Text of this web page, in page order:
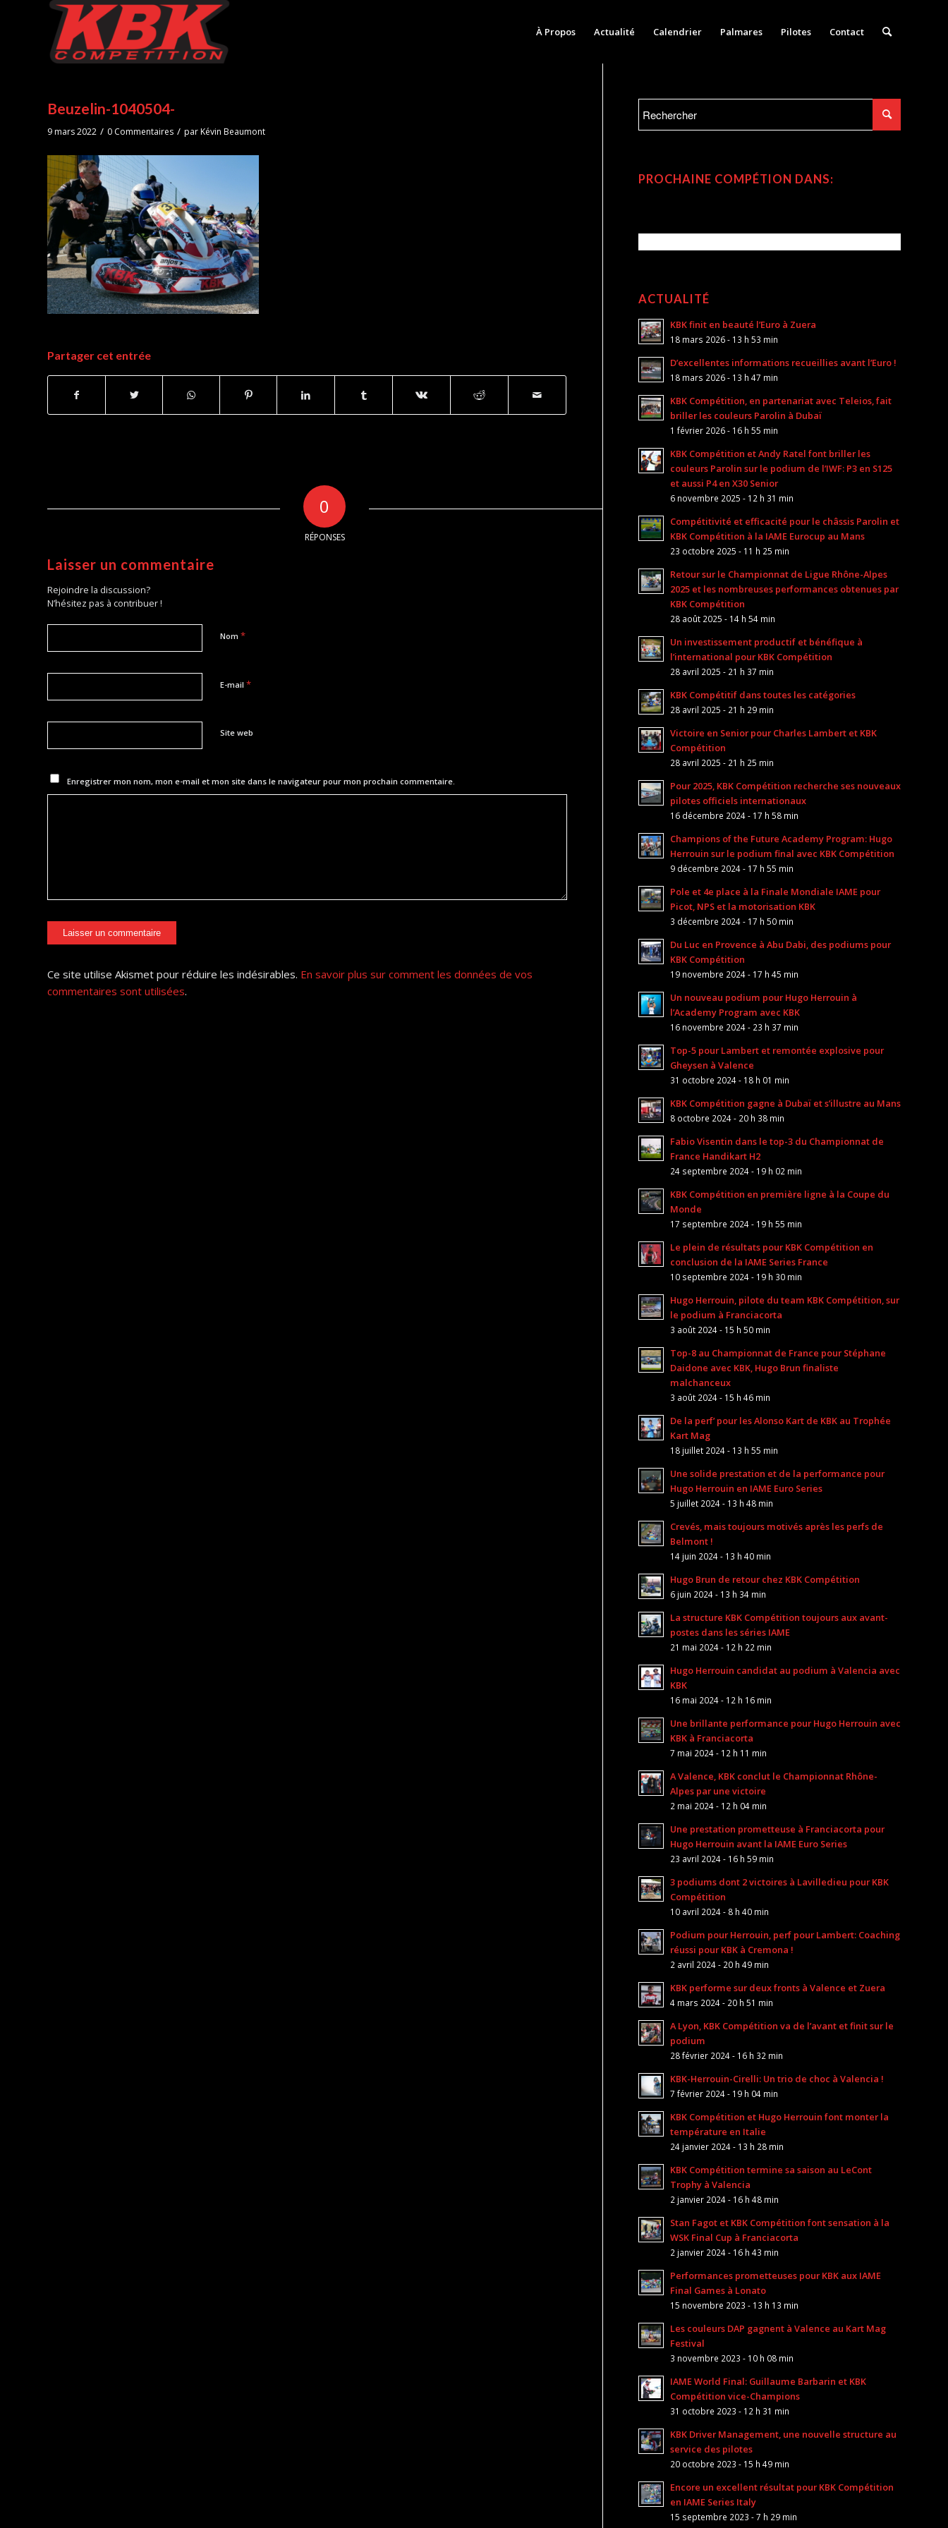
À Propos Actualité Calendrier Palmares Pilotes Contact
Beuzelin-1040504-
9 mars 2022 / 0 Commentaires / parKévin Beaumont
Partager cet entrée
0
RÉPONSES
Laisser un commentaire
Rejoindre la discussion?
N’hésitez pas à contribuer !
Nom *
E-mail *
Site web
Enregistrer mon nom, mon e-mail et mon site dans le navigateur pour mon prochain commentaire.
Ce site utilise Akismet pour réduire les indésirables. En savoir plus sur comment les données de vos
commentaires sont utilisées.
PROCHAINE COMPÉTION DANS:
ACTUALITÉ
KBK finit en beauté l’Euro à Zuera
18 mars 2026 - 13 h 53 min
D’excellentes informations recueillies avant l’Euro !
18 mars 2026 - 13 h 47 min
KBK Compétition, en partenariat avec Teleios, fait
briller les couleurs Parolin à Dubaï
1 février 2026 - 16 h 55 min
KBK Compétition et Andy Ratel font briller les
couleurs Parolin sur le podium de l’IWF: P3 en S125
et aussi P4 en X30 Senior
6 novembre 2025 - 12 h 31 min
Compétitivité et efficacité pour le châssis Parolin et
KBK Compétition à la IAME Eurocup au Mans
23 octobre 2025 - 11 h 25 min
Retour sur le Championnat de Ligue Rhône-Alpes
2025 et les nombreuses performances obtenues par
KBK Compétition
28 août 2025 - 14 h 54 min
Un investissement productif et bénéfique à
l’international pour KBK Compétition
28 avril 2025 - 21 h 37 min
KBK Compétitif dans toutes les catégories
28 avril 2025 - 21 h 29 min
Victoire en Senior pour Charles Lambert et KBK
Compétition
28 avril 2025 - 21 h 25 min
Pour 2025, KBK Compétition recherche ses nouveaux
pilotes officiels internationaux
16 décembre 2024 - 17 h 58 min
Champions of the Future Academy Program: Hugo
Herrouin sur le podium final avec KBK Compétition
9 décembre 2024 - 17 h 55 min
Pole et 4e place à la Finale Mondiale IAME pour
Picot, NPS et la motorisation KBK
3 décembre 2024 - 17 h 50 min
Du Luc en Provence à Abu Dabi, des podiums pour
KBK Compétition
19 novembre 2024 - 17 h 45 min
Un nouveau podium pour Hugo Herrouin à
l’Academy Program avec KBK
16 novembre 2024 - 23 h 37 min
Top-5 pour Lambert et remontée explosive pour
Gheysen à Valence
31 octobre 2024 - 18 h 01 min
KBK Compétition gagne à Dubaï et s’illustre au Mans
8 octobre 2024 - 20 h 38 min
Fabio Visentin dans le top-3 du Championnat de
France Handikart H2
24 septembre 2024 - 19 h 02 min
KBK Compétition en première ligne à la Coupe du
Monde
17 septembre 2024 - 19 h 55 min
Le plein de résultats pour KBK Compétition en
conclusion de la IAME Series France
10 septembre 2024 - 19 h 30 min
Hugo Herrouin, pilote du team KBK Compétition, sur
le podium à Franciacorta
3 août 2024 - 15 h 50 min
Top-8 au Championnat de France pour Stéphane
Daidone avec KBK, Hugo Brun finaliste
malchanceux
3 août 2024 - 15 h 46 min
De la perf’ pour les Alonso Kart de KBK au Trophée
Kart Mag
18 juillet 2024 - 13 h 55 min
Une solide prestation et de la performance pour
Hugo Herrouin en IAME Euro Series
5 juillet 2024 - 13 h 48 min
Crevés, mais toujours motivés après les perfs de
Belmont !
14 juin 2024 - 13 h 40 min
Hugo Brun de retour chez KBK Compétition
6 juin 2024 - 13 h 34 min
La structure KBK Compétition toujours aux avant-
postes dans les séries IAME
21 mai 2024 - 12 h 22 min
Hugo Herrouin candidat au podium à Valencia avec
KBK
16 mai 2024 - 12 h 16 min
Une brillante performance pour Hugo Herrouin avec
KBK à Franciacorta
7 mai 2024 - 12 h 11 min
A Valence, KBK conclut le Championnat Rhône-
Alpes par une victoire
2 mai 2024 - 12 h 04 min
Une prestation prometteuse à Franciacorta pour
Hugo Herrouin avant la IAME Euro Series
23 avril 2024 - 16 h 59 min
3 podiums dont 2 victoires à Lavilledieu pour KBK
Compétition
10 avril 2024 - 8 h 40 min
Podium pour Herrouin, perf pour Lambert: Coaching
réussi pour KBK à Cremona !
2 avril 2024 - 20 h 49 min
KBK performe sur deux fronts à Valence et Zuera
4 mars 2024 - 20 h 51 min
A Lyon, KBK Compétition va de l’avant et finit sur le
podium
28 février 2024 - 16 h 32 min
KBK-Herrouin-Cirelli: Un trio de choc à Valencia !
7 février 2024 - 19 h 04 min
KBK Compétition et Hugo Herrouin font monter la
température en Italie
24 janvier 2024 - 13 h 28 min
KBK Compétition termine sa saison au LeCont
Trophy à Valencia
2 janvier 2024 - 16 h 48 min
Stan Fagot et KBK Compétition font sensation à la
WSK Final Cup à Franciacorta
2 janvier 2024 - 16 h 43 min
Performances prometteuses pour KBK aux IAME
Final Games à Lonato
15 novembre 2023 - 13 h 13 min
Les couleurs DAP gagnent à Valence au Kart Mag
Festival
3 novembre 2023 - 10 h 08 min
IAME World Final: Guillaume Barbarin et KBK
Compétition vice-Champions
31 octobre 2023 - 12 h 31 min
KBK Driver Management, une nouvelle structure au
service des pilotes
20 octobre 2023 - 15 h 49 min
Encore un excellent résultat pour KBK Compétition
en IAME Series Italy
15 septembre 2023 - 7 h 29 min